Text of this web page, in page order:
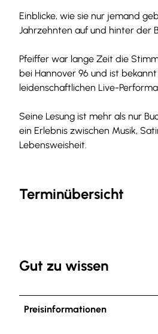
Einblicke, wie sie nur jemand
Jahrzehnten auf und hinter der
Pfeiffer war lange Zeit die
bei Hannover 96 und ist
leidenschaftlichen Live-
Seine Lesung ist mehr als nur
ein Erlebnis zwischen Musik,
Lebensweisheit.
Terminübersicht
Gut zu wissen
Preisinformationen